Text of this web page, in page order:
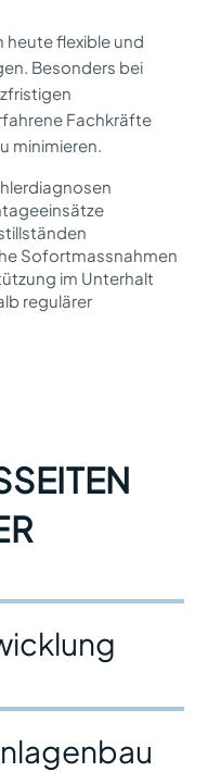
flexible und
Besonders bei
Fachkräfte
minimieren.
Sofortmassnahmen
im Unterhalt
regulärer